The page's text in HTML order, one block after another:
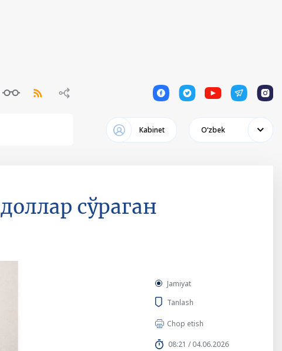
1 1 1 1 1
Кabinet Oʻzbek
сўраган
Jamiyat
Tanlash
Chop etish
08:21 / 04.06.2026